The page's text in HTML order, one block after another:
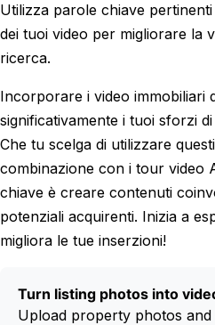
Utilizza parole chiave
dei tuoi video per migliorare la
ricerca.
Incorporare i video immobiliari
significativamente i tuoi sforzi
Che tu scelga di utilizzare
combinazione con i tour video
chiave è creare contenuti
potenziali acquirenti. Inizia a
migliora le tue inserzioni!
Turn listing photos into
Upload property photos